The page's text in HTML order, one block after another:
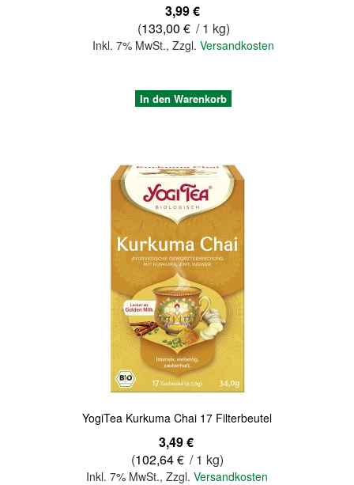
3,99 €
(133,00 € / 1 kg)
Inkl. 7% MwSt.,Zzgl.Versandkosten
In den Warenkorb
YogiTea Kurkuma Chai 17 Filterbeutel
3,49 €
(102,64 € / 1 kg)
Inkl. 7% MwSt., Zzgl. Versandkosten